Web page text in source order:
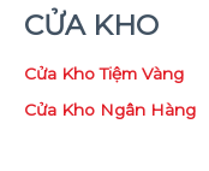
CỬA KHO
Cửa Kho Tiệm Vàng
Cửa Kho Ngân Hàng